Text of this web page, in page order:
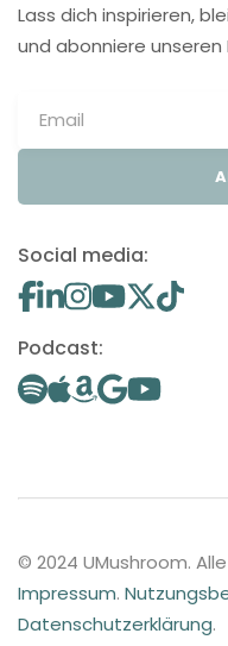
Lass dich inspirieren,
und abonniere
Social media:
Podcast:
© 2024 UMushroom.
Impressum.
Datenschutzerklärung.